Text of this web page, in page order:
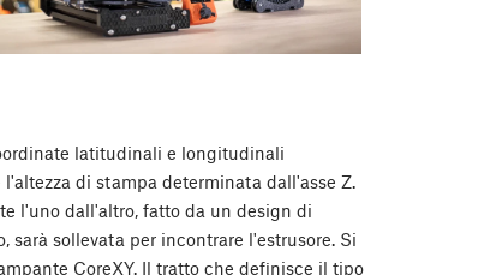
latitudinali e longitudinali
di stampa determinata dall'asse Z.
l'uno dall'altro, fatto da un design di
sollevata per incontrare l'estrusore. Si
CoreXY. Il tratto che definisce il tipo